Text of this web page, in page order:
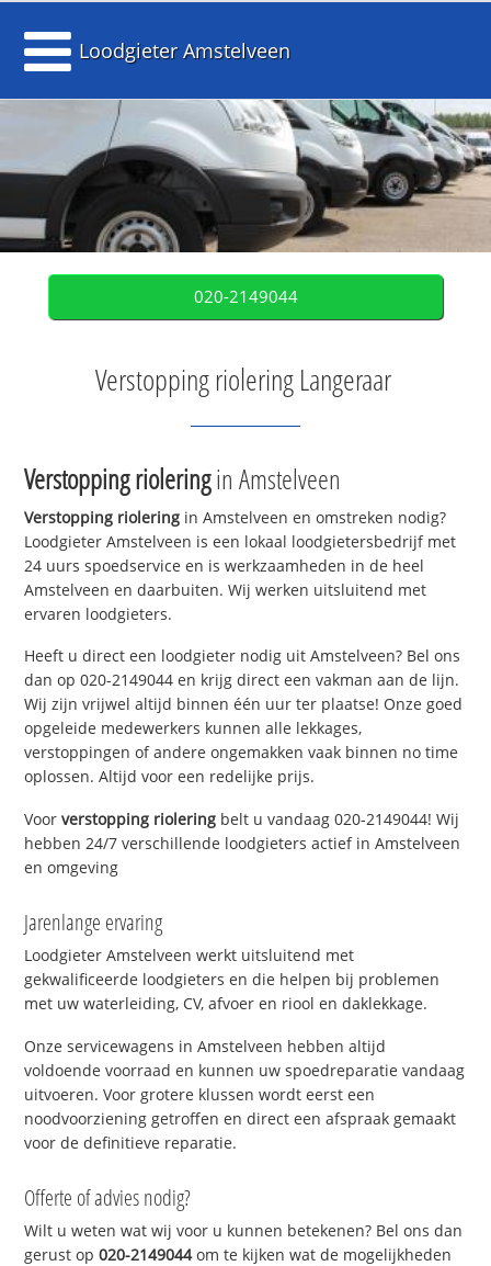
Loodgieter Amstelveen
020-2149044
Verstopping riolering Langeraar
Verstopping rioleringin Amstelveen
Verstopping riolering in Amstelveen en omstreken nodig?
Loodgieter Amstelveen is een lokaal loodgietersbedrijf met
24 uurs spoedservice en is werkzaamheden in de heel
Amstelveen en daarbuiten. Wij werken uitsluitend met
ervaren loodgieters.
Heeft u direct een loodgieter nodig uit Amstelveen? Bel ons
dan op 020-2149044 en krijg direct een vakman aan de lijn.
Wij zijn vrijwel altijd binnen één uur ter plaatse! Onze goed
opgeleide medewerkers kunnen alle lekkages,
verstoppingen of andere ongemakken vaak binnen no time
oplossen. Altijd voor een redelijke prijs.
Voorverstopping riolering belt u vandaag 020-2149044! Wij
hebben 24/7 verschillende loodgieters actief in Amstelveen
en omgeving
Jarenlange ervaring
Loodgieter Amstelveen werkt uitsluitend met
gekwalificeerde loodgieters en die helpen bij problemen
met uw waterleiding, CV, afvoer en riool en daklekkage.
Onze servicewagens in Amstelveen hebben altijd
voldoende voorraad en kunnen uw spoedreparatie vandaag
uitvoeren. Voor grotere klussen wordt eerst een
noodvoorziening getroffen en direct een afspraak gemaakt
voor de definitieve reparatie.
Offerte of advies nodig?
Wilt u weten wat wij voor u kunnen betekenen? Bel ons dan
gerust op020-2149044om te kijken wat de mogelijkheden